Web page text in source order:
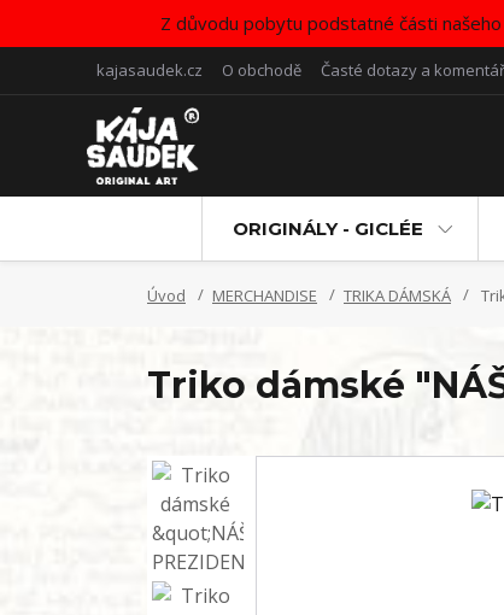
Z důvodu pobytu podstatné části
kajasaudek.cz O obchodě Časté dotazy a
ORIGINÁLY - GICLÉE
Úvod MERCHANDISE TRIKA DÁMSKÁ
Triko dámské